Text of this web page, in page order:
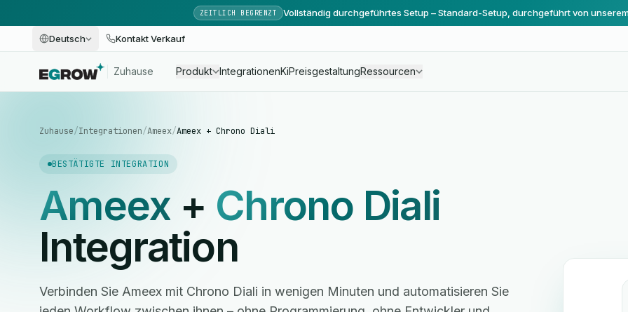
ZEITLICH BEGRENZT Vollständig durchgeführtes Setup – Standard-Setup, durchgeführt von
Deutsch Kontakt Verkauf
Zuhause Produkt IntegrationenKiPreisgestaltungRessourcen
Zuhause/Integrationen/Ameex/Ameex + Chrono Diali
BESTÄTIGTE INTEGRATION
Ameex + Chrono Diali
Integration
Verbinden Sie Ameex mit Chrono Diali in wenigen Minuten und automatisieren Sie